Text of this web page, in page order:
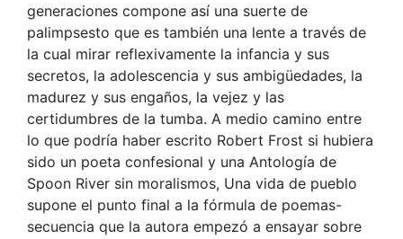
generaciones compone así una suerte de
palimpsesto que es también una lente a través de
la cual mirar reflexivamente la infancia y sus
secretos, la adolescencia y sus ambigüedades, la
madurez y sus engaños, la vejez y las
certidumbres de la tumba. A medio camino entre
lo que podría haber escrito Robert Frost si hubiera
sido un poeta confesional y una Antología de
Spoon River sin moralismos, Una vida de pueblo
supone el punto final a la fórmula de poemas-
secuencia que la autora empezó a ensayar sobre